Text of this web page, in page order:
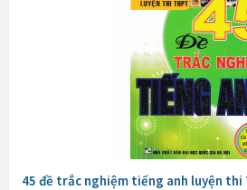
45 đề trắc nghiệm tiếng anh luyện thi